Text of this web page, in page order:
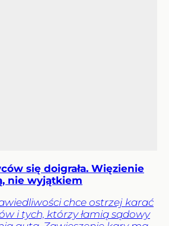
się doigrała. Więzienie
nie wyjątkiem
chce ostrzej karać
i tych, którzy łamią sądowy